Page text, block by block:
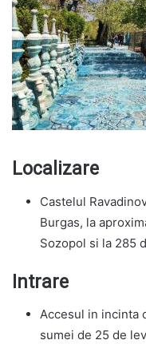
Localizare
Castelul
Burgas, la
Sozopol si la 285
Intrare
Accesul in incinta
sumei de 25 de